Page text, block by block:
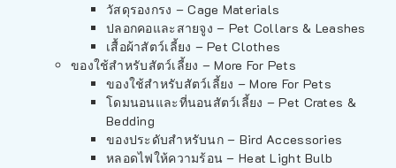
วัสดุรองกรง – Cage Materials
ปลอกคอและสายจูง – Pet Collars & Leashes
เสื้อผ้าสัตว์เลี้ยง – Pet Clothes
ของใช้สำหรับสัตว์เลี้ยง – More For Pets
ของใช้สำหรับสัตว์เลี้ยง – More For Pets
โดมนอนและที่นอนสัตว์เลี้ยง – Pet Crates &
Bedding
ของประดับสำหรับนก – Bird Accessories
หลอดไฟให้ความร้อน – Heat Light Bulb